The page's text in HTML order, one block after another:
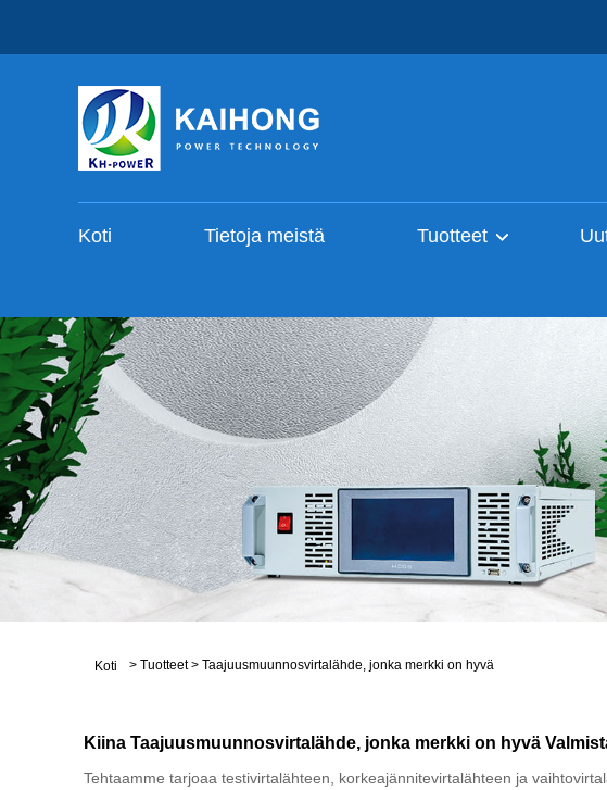
Koti Tietoja meistä Tuotteet
Koti > Tuotteet > Taajuusmuunnosvirtalähde, jonka merkki on hyvä
Kiina Taajuusmuunnosvirtalähde, jonka merkki on hyvä
Tehtaamme tarjoaa testivirtalähteen, korkeajännitevirtalähteen ja